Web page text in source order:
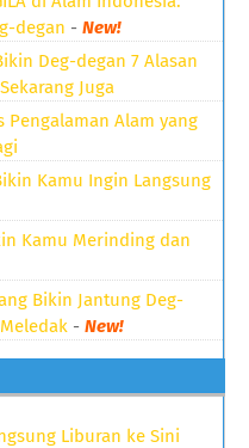
degan -New!
Deg-degan 7 Alasan
Juga
Pengalaman Alam yang
Kamu Ingin Langsung
Kamu Merinding dan
Bikin Jantung Deg-
-New!
Liburan ke Sini